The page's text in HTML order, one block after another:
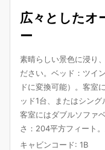
広々としたオ
ー
素晴らしい景色に浸り
ださい。ベッド：ツイ
ドに変換可能）。客室
ッド1台、またはシング
客室にはダブルソファ
さ：204平方フィート
キャビンコード: 1B